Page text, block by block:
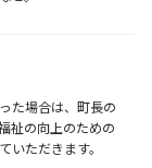
た場合は、町長の
祉の向上のための
いただきます。